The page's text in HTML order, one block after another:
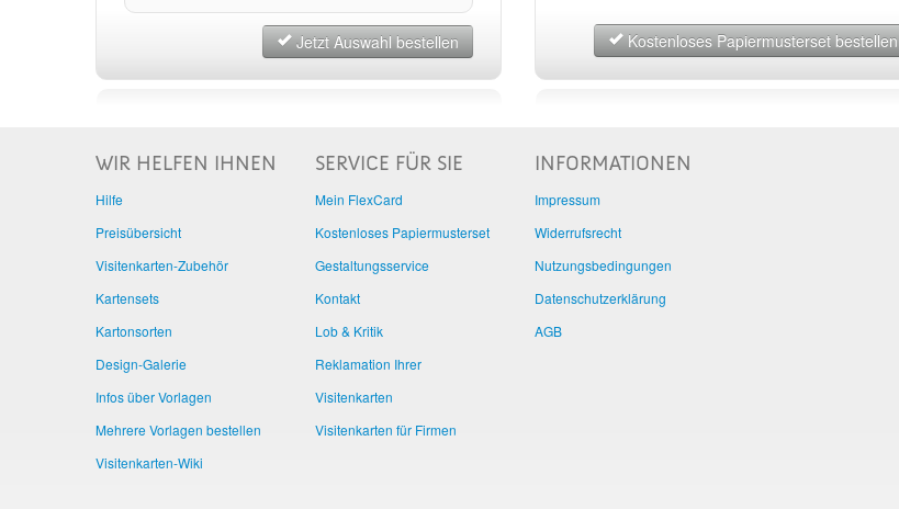
Jetzt Auswahl bestellen Kostenloses Papiermusterset bestellen
WIR HELFEN IHNEN
Hilfe
Preisübersicht
Visitenkarten-Zubehör
Kartensets
Kartonsorten
Design-Galerie
Infos über Vorlagen
Mehrere Vorlagen bestellen
Visitenkarten-Wiki
SERVICE FÜR SIE
Mein FlexCard
Kostenloses Papiermusterset
Gestaltungsservice
Kontakt
Lob & Kritik
Reklamation Ihrer
Visitenkarten
Visitenkarten für Firmen
INFORMATIONEN
Impressum
Widerrufsrecht
Nutzungsbedingungen
Datenschutzerklärung
AGB